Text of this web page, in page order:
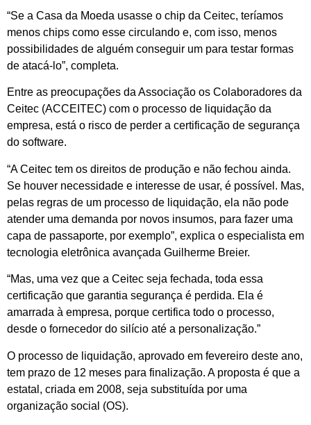
“Se a Casa da Moeda usasse o chip da Ceitec, teríamos
menos chips como esse circulando e, com isso, menos
possibilidades de alguém conseguir um para testar formas
de atacá-lo”, completa.
Entre as preocupações da Associação os Colaboradores da
Ceitec (ACCEITEC) com o processo de liquidação da
empresa, está o risco de perder a certificação de segurança
do software.
“A Ceitec tem os direitos de produção e não fechou ainda.
Se houver necessidade e interesse de usar, é possível. Mas,
pelas regras de um processo de liquidação, ela não pode
atender uma demanda por novos insumos, para fazer uma
capa de passaporte, por exemplo”, explica o especialista em
tecnologia eletrônica avançada Guilherme Breier.
“Mas, uma vez que a Ceitec seja fechada, toda essa
certificação que garantia segurança é perdida. Ela é
amarrada à empresa, porque certifica todo o processo,
desde o fornecedor do silício até a personalização.”
O processo de liquidação, aprovado em fevereiro deste ano,
tem prazo de 12 meses para finalização. A proposta é que a
estatal, criada em 2008, seja substituída por uma
organização social (OS).